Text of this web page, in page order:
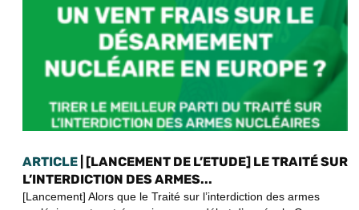
ARTICLE | [LANCEMENT DE L’ETUDE] LE TRAITÉ SUR
L’INTERDICTION DES ARMES...
[Lancement] Alors que le Traité sur l’interdiction des armes